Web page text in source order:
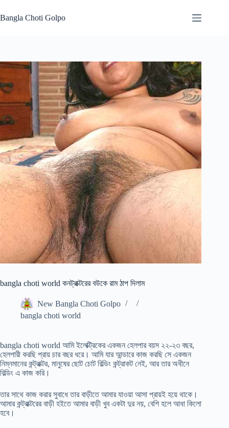
to
content
Bangla Choti Golpo
bangla choti world কনট্রাক্টরের বউকে রাম ঠাপ দিলাম
New Bangla Choti Golpo
bangla choti world
bangla choti world আমি ইলেক্ট্রিকের একজন হেলপার বয়স ২২-২৩ বছর,
হেলপারী করছি প্রায় চার বছর ধরে। আমি যার আন্ডারে কাজ করছি সে একজন
নিম্নমানের কন্ট্রাক্টর, মানুষের ছোট চোট বিল্ডিং কন্ট্রাকট নেই, আর তার অধীনে
বিল্ডিং এ কাজ করি।
তার সাথে কাজ করার সুবাধে তার বাড়ীতে আমার যাওয়া আসা প্রায়ই হয়ে থাকে।
আমার কন্ট্রাক্টরের বাড়ী হইতে আমার বাড়ী খুব একটা দুর নয়, বেশি হলে আধা কিলো
হবে।